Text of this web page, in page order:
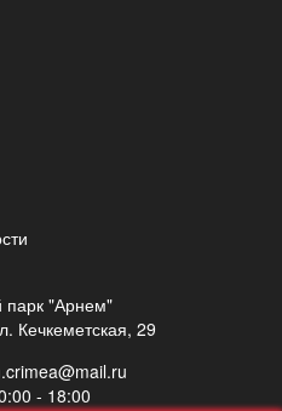
"Арнем"
Кечкеметская, 29
- 18:00